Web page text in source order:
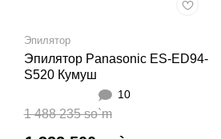
Эпилятор
Эпилятор Panasonic ES-ED94-
S520 Кумуш
10
1 488 235 so`m